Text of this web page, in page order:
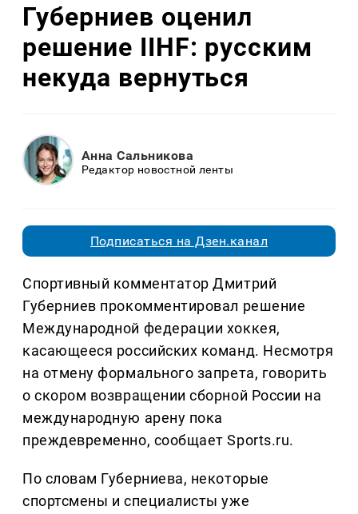
Губерниев оценил
решение IIHF: русским
некуда вернуться
Анна Сальникова
Редактор новостной ленты
Подписаться на Дзен.канал
Спортивный комментатор Дмитрий
Губерниев прокомментировал решение
Международной федерации хоккея,
касающееся российских команд. Несмотря
на отмену формального запрета, говорить
о скором возвращении сборной России на
международную арену пока
преждевременно, сообщает Sports.ru.
По словам Губерниева, некоторые
спортсмены и специалисты уже